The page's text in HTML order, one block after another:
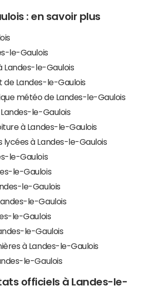
: en savoir plus
le-Gaulois
Landes-le-Gaulois
de Landes-le-Gaulois
météo de Landes-le-Gaulois
le-Gaulois
à Landes-le-Gaulois
lycées à Landes-le-Gaulois
le-Gaulois
le-Gaulois
le-Gaulois
le-Gaulois
le-Gaulois
le-Gaulois
à Landes-le-Gaulois
le-Gaulois
officiels à Landes-le-